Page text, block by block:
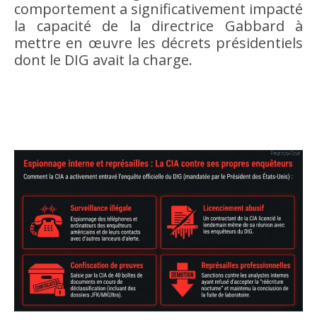
comportement a significativement impacté
la capacité de la directrice Gabbard à
mettre en œuvre les décrets présidentiels
dont le DIG avait la charge.